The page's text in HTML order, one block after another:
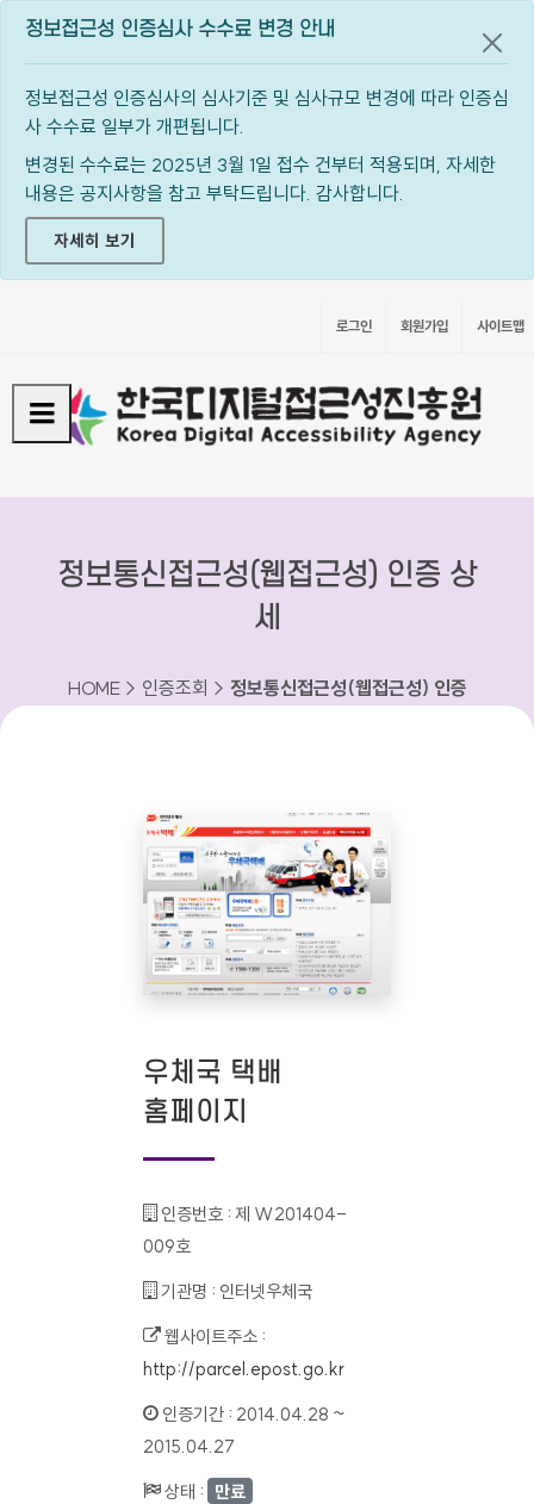
정보접근성 인증심사 수수료 변경 안내
정보접근성 인증심사의 심사기준 및 심사규모 변경에 따라 인증심
사 수수료 일부가 개편됩니다.
변경된 수수료는 2025년 3월 1일 접수 건부터 적용되며, 자세한
내용은 공지사항을 참고 부탁드립니다. 감사합니다.
자세히 보기
공지
로그인 회원가입 사이트맵
정보통신접근성(웹접근성) 인증 상
세
HOME > 인증조회 > 정보통신접근성(웹접근성) 인증
우체국 택배
홈페이지
인증번호 : 제 W201404-
009호
기관명 : 인터넷우체국
웹사이트주소 :
http://parcel.epost.go.kr
인증기간 : 2014.04.28 ~
2015.04.27
상태 : 만료